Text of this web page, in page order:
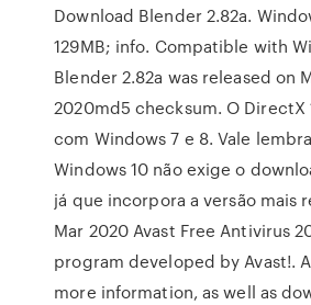
Download Blender 2.82a.
129MB; info. Compatible with
Blender 2.82a was released on
2020md5 checksum. O DirectX
com Windows 7 e 8. Vale
Windows 10 não exige o
já que incorpora a versão mais
Mar 2020 Avast Free Antivirus
program developed by Avast!.
more information, as well as